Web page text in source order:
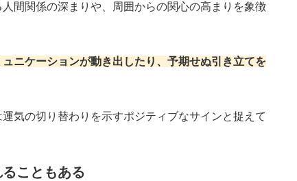
間関係の深まりや、周囲からの関心の高まりを象徴
ニケーションが動き出したり、予期せぬ引き立てを
気の切り替わりを示すポジティブなサインと捉えて
こともある